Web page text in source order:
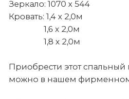
Зеркало: 1070 х 544
Кровать: 1,4 х 2,0м
1,6 х 2,0м
1,8 х 2,0м
Приобрести этот спальный
можно в нашем фирменном